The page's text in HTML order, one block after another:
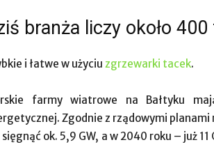
branża liczy około
i łatwe w użyciu zgrzewarki tacek.
farmy wiatrowe na Bałtyku
Zgodnie z rządowymi
sięgnąć ok. 5,9 GW, a w 2040 roku – już